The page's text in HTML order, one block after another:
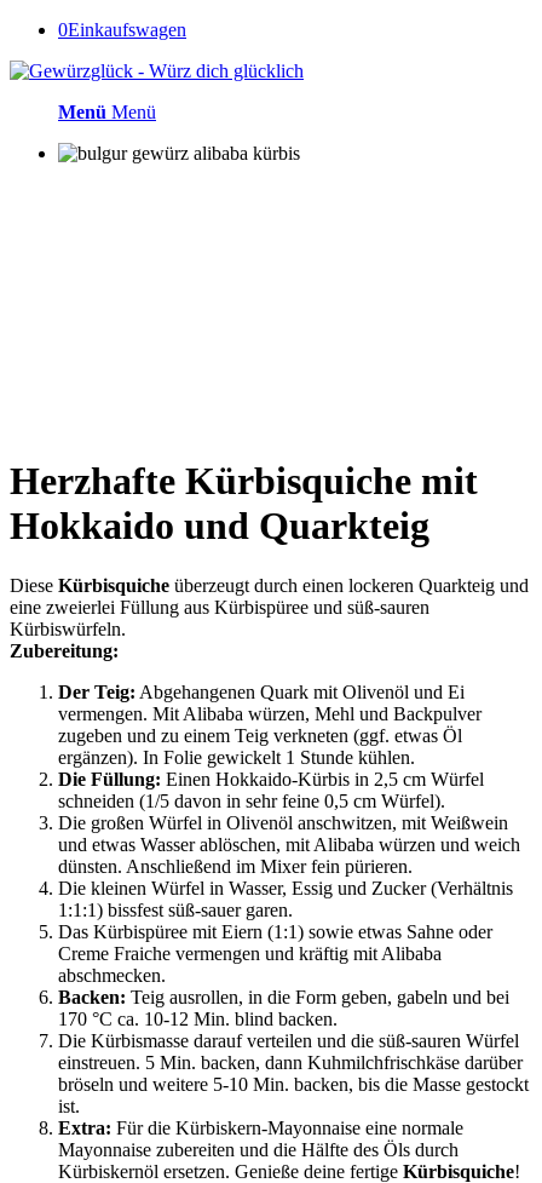
0Einkaufswagen
Menü Menü
Herzhafte Kürbisquiche mit
Hokkaido und Quarkteig
Diese Kürbisquiche überzeugt durch einen lockeren Quarkteig und
eine zweierlei Füllung aus Kürbispüree und süß-sauren
Kürbiswürfeln.
Zubereitung:
Der Teig: Abgehangenen Quark mit Olivenöl und Ei
vermengen. Mit Alibaba würzen, Mehl und Backpulver
zugeben und zu einem Teig verkneten (ggf. etwas Öl
ergänzen). In Folie gewickelt 1 Stunde kühlen.
Die Füllung: Einen Hokkaido-Kürbis in 2,5 cm Würfel
schneiden (1/5 davon in sehr feine 0,5 cm Würfel).
Die großen Würfel in Olivenöl anschwitzen, mit Weißwein
und etwas Wasser ablöschen, mit Alibaba würzen und weich
dünsten. Anschließend im Mixer fein pürieren.
Die kleinen Würfel in Wasser, Essig und Zucker (Verhältnis
1:1:1) bissfest süß-sauer garen.
Das Kürbispüree mit Eiern (1:1) sowie etwas Sahne oder
Creme Fraiche vermengen und kräftig mit Alibaba
abschmecken.
Backen: Teig ausrollen, in die Form geben, gabeln und bei
170 °C ca. 10-12 Min. blind backen.
Die Kürbismasse darauf verteilen und die süß-sauren Würfel
einstreuen. 5 Min. backen, dann Kuhmilchfrischkäse darüber
bröseln und weitere 5-10 Min. backen, bis die Masse gestockt
ist.
Extra: Für die Kürbiskern-Mayonnaise eine normale
Mayonnaise zubereiten und die Hälfte des Öls durch
Kürbiskernöl ersetzen. Genieße deine fertige Kürbisquiche!